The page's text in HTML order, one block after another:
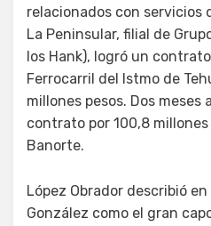
relacionados con servicios
La Peninsular, filial de
los Hank), logró un
Ferrocarril del Istmo de
millones pesos. Dos meses
contrato por 100,8
Banorte.
López Obrador describió
González como el gran